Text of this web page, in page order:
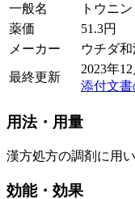
一般名
トウニン
薬価
51.3円
メーカー
ウチダ
最終更新
2023年
添付文書
用法・用量
漢方処方の調剤に用い
効能・効果